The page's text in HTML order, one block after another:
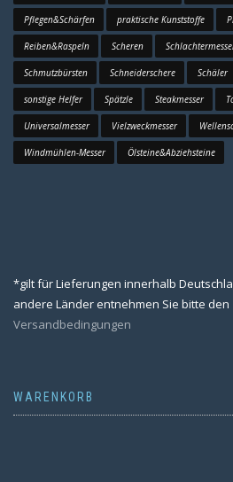
Pflegen&Schärfen praktische Kunststoffe
Reiben&Raspeln Scheren
Schmutzbürsten Schneiderschere Schäler
sonstige Helfer Spätzle Steakmesser
Universalmesser Vielzweckmesser
Windmühlen-Messer Ölsteine&Abziehsteine
*gilt für Lieferungen innerhalb
andere Länder entnehmen Sie bitte den
Versandbedingungen
WARENKORB